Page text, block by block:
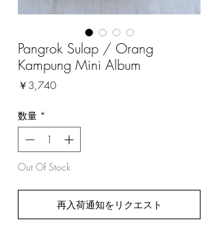
Pangrok Sulap / Orang
Kampung Mini Album
￥3,740価
数量 *
Out Of Stock
再入荷通知をリクエスト